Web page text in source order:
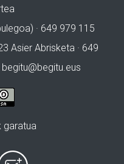
· 649 979 115
Asier Abrisketa · 649
begitu@begitu.eus
garatua